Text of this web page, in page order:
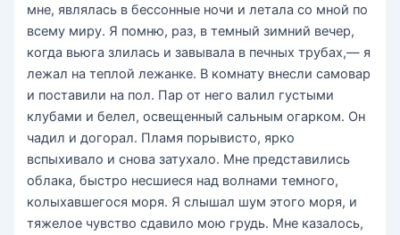
мне, являлась в бессонные ночи и летала со мной по
всему миру. Я помню, раз, в темный зимний вечер,
когда вьюга злилась и завывала в печных трубах,— я
лежал на теплой лежанке. В комнату внесли самовар
и поставили на пол. Пар от него валил густыми
клубами и белел, освещенный сальным огарком. Он
чадил и догорал. Пламя порывисто, ярко
вспыхивало и снова затухало. Мне представились
облака, быстро несшиеся над волнами темного,
колыхавшегося моря. Я слышал шум этого моря, и
тяжелое чувство сдавило мою грудь. Мне казалось,